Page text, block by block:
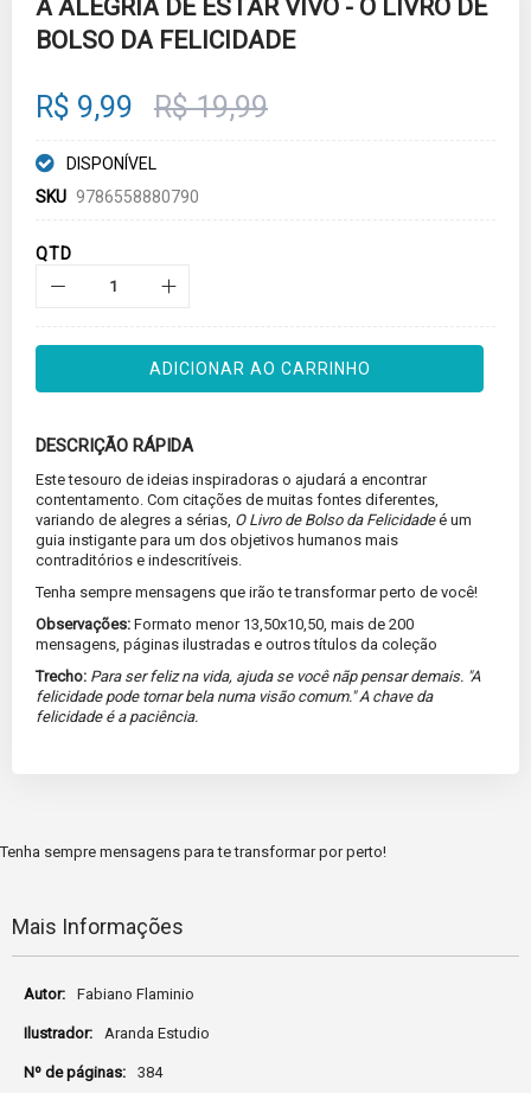
beginning
images
gallery
A ALEGRIA DE ESTAR VIVO - O LIVRO DE
BOLSO DA FELICIDADE
R$ 9,99 R$ 19,99
DISPONÍVEL
SKU 9786558880790
QTD
ADICIONAR AO CARRINHO
DESCRIÇÃO RÁPIDA
Este tesouro de ideias inspiradoras o ajudará a encontrar
contentamento. Com citações de muitas fontes diferentes,
variando de alegres a sérias, O Livro de Bolso da Felicidadeé um
guia instigante para um dos objetivos humanos mais
contraditórios e indescritíveis.
Tenha sempre mensagens que irão te transformar perto de você!
Observações: Formato menor 13,50x10,50, mais de 200
mensagens, páginas ilustradas e outros títulos da coleção
Trecho: Para ser feliz na vida, ajuda se você nãp pensar demais. "A
felicidade pode tornar bela numa visão comum." A chave da
felicidade é a paciência.
Tenha sempre mensagens para te transformar por perto!
Mais Informações
Informações
Fabiano Flaminio
Aranda Estudio
384